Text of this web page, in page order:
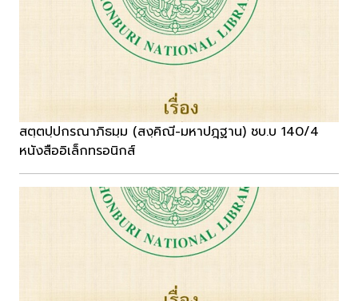
สตฺตปฺปกรณาภิธมฺม (สงฺคิณี-มหาปฎฺฐาน) ชบ.บ 140/4
หนังสืออิเล็กทรอนิกส์